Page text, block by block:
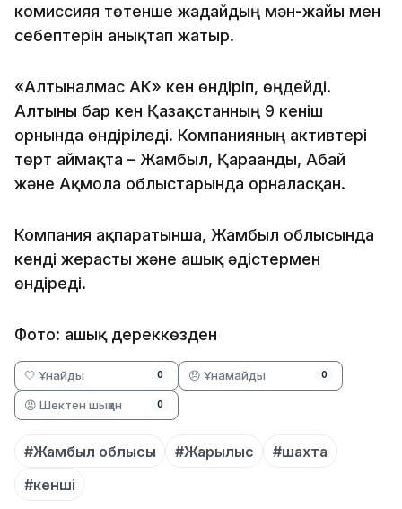
комиссияя төтенше жағдайдың мән-жайы мен
себептерін анықтап жатыр.
«Алтыналмас АК» кен өндіріп, өңдейді.
Алтыны бар кен Қазақстанның 9 кеніш
орнында өндіріледі. Компанияның активтері
төрт аймақта – Жамбыл, Қарағанды, Абай
және Ақмола облыстарында орналасқан.
Компания ақпаратынша, Жамбыл облысында
кенді жерасты және ашық әдістермен
өндіреді.
Фото: ашық дереккөзден
🤍 Ұнайды 0 😞 Ұнамайды 0
😡 Шектен шыққан 0
#Жамбыл облысы #Жарылыс
#шахта
#кенші